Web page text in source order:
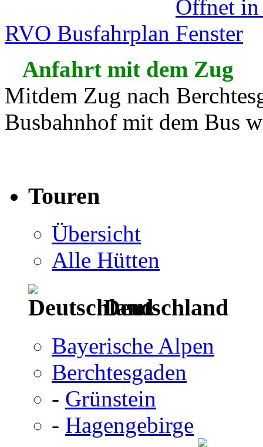
RVO Busfahrplan
Anfahrt mit dem Zug
Mitdem Zug nach
Busbahnhof mit dem Bus
Touren
Übersicht
Alle Hütten
Deutschland
Bayerische Alpen
Berchtesgaden
- Grünstein
- Hagengebirge